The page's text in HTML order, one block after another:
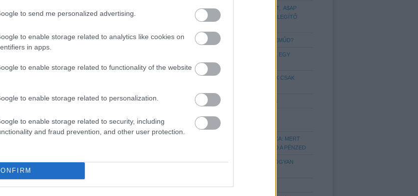
to send me personalized advertising.
to enable storage related to analytics like cookies on
in apps.
to enable storage related to functionality of the website
to enable storage related to personalization.
to enable storage related to security, including
and fraud prevention, and other user protection.
VEDD KÉNYELMESRE A FIGURÁT, A$AP
ROCKY ÚJ SZINTRE EMELI A MELEGÍTŐ
MIT ÁRUL EL RÓLAD AZ ALSÓNEMŰD?
6 DOLOG, AMIT IMÁDNAK A NŐK EGY
FÉRFIN!
HETI STÍLUS-TRÜKKÖK TŐLÜNK CSAK
Hajtrend 2014/15: A Fade hajvágás
IGAZÍTSD A HAJSTÍLUSOD A
FEJFORMÁDHOZ!
A TÖKÉLETES FÉRFI PÉNZTÁRCA: MERT
FONTOS, HOGY MIBEN TARTOD A PÉNZED
NYAKKENDŐ KALAUZ AVAGY, HOGYAN